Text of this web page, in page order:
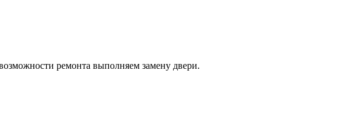
ремонта выполняем замену двери.